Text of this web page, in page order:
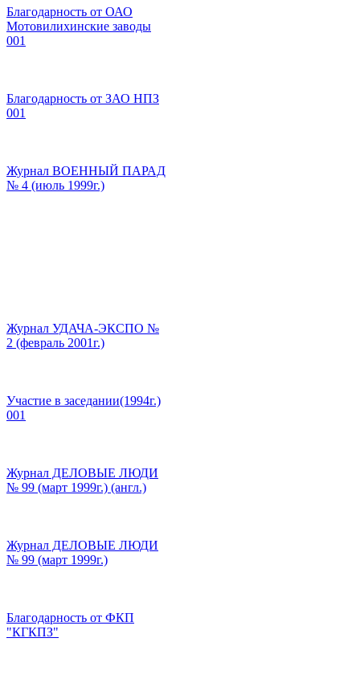
Благодарность от ОАО
Мотовилихинские заводы
001
Благодарность от ЗАО НПЗ
001
Журнал ВОЕННЫЙ ПАРАД
№ 4 (июль 1999г.)
Журнал УДАЧА-ЭКСПО №
2 (февраль 2001г.)
Участие в заседании(1994г.)
001
Журнал ДЕЛОВЫЕ ЛЮДИ
№ 99 (март 1999г.) (англ.)
Журнал ДЕЛОВЫЕ ЛЮДИ
№ 99 (март 1999г.)
Благодарность от ФКП
"КГКПЗ"